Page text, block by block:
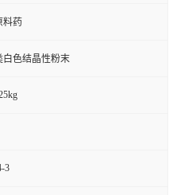
料药
白色结晶性粉末
3